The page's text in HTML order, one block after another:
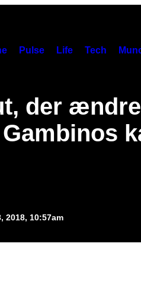
Pulse Life Tech
der
2018, 10:57am